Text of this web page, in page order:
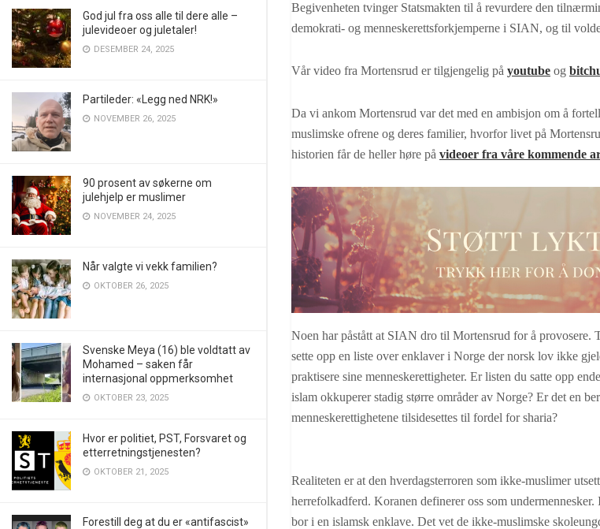
God jul fra oss alle til dere alle –
julevideoer og juletaler!
DESEMBER 24, 2025
Partileder: «Legg ned NRK!»
NOVEMBER 26, 2025
90 prosent av søkerne om
julehjelp er muslimer
NOVEMBER 24, 2025
Når valgte vi vekk familien?
OKTOBER 26, 2025
Svenske Meya (16) ble voldtatt av
Mohamed – saken får
internasjonal oppmerksomhet
OKTOBER 23, 2025
Hvor er politiet, PST, Forsvaret og
etterretningstjenesten?
OKTOBER 21, 2025
Forestill deg at du er «antifascist»
Begivenheten tvinger Statsmakten til å revurdere den
demokrati- og menneskerettsforkjemperne i SIAN, og til
Vår video fra Mortensrud er tilgjengelig på youtube og
Da vi ankom Mortensrud var det med en ambisjon om å
muslimske ofrene og deres familier, hvorfor livet på
historien får de heller høre på videoer fra våre kommende
Noen har påstått at SIAN dro til Mortensrud for å provosere.
sette opp en liste over enklaver i Norge der norsk lov ikke
praktisere sine menneskerettigheter. Er listen du satte opp
islam okkuperer stadig større områder av Norge? Er det en
menneskerettighetene tilsidesettes til fordel for sharia?
Realiteten er at den hverdagsterroren som ikke-muslimer
herrefolkadferd. Koranen definerer oss som
bor i en islamsk enklave. Det vet de ikke-muslimske